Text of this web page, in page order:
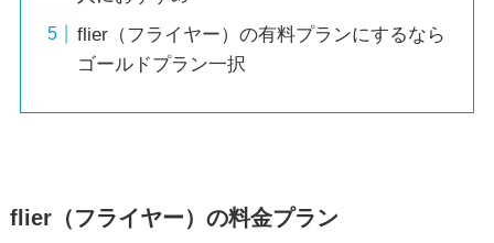
flier（フライヤー）の有料プランにするなら
ゴールドプラン一択
flier（フライヤー）の料金プラン